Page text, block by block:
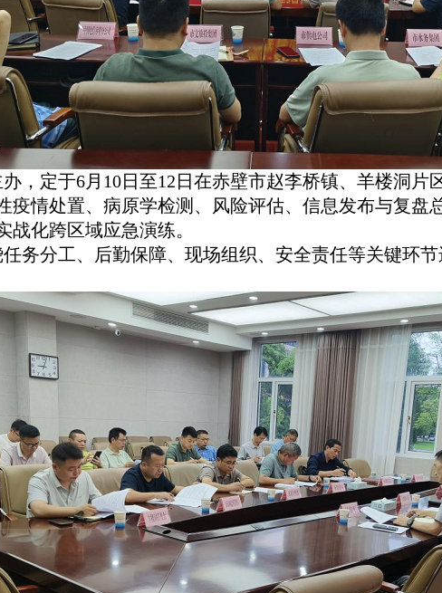
，定于6月10日至12日在赤壁市赵李桥镇、羊楼洞片
疫情处置、病原学检测、风险评估、信息发布与复
化跨区域应急演练。
务分工、后勤保障、现场组织、安全责任等关键环